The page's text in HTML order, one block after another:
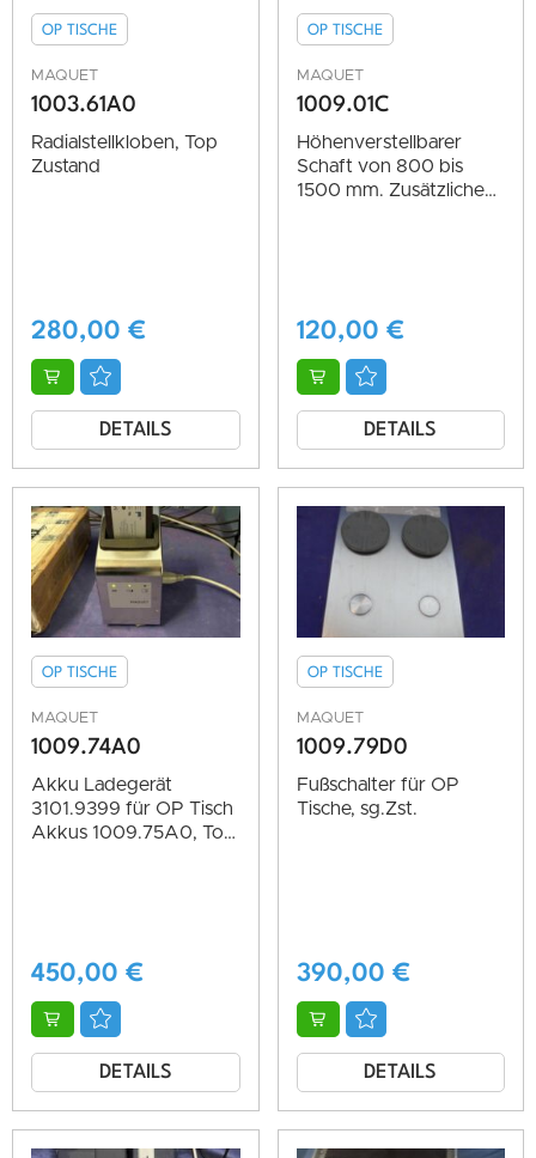
OP TISCHE
MAQUET
1003.61A0
Radialstellkloben, Top
Zustand
280,00 €
DETAILS
OP TISCHE
MAQUET
1009.01C
Höhenverstellbarer
Schaft von 800 bis
1500 mm. Zusätzliche
Zustand
120,00 €
DETAILS
OP TISCHE
MAQUET
1009.74A0
Akku Ladegerät
3101.9399 für OP Tisch
Akkus 1009.75A0, Top
450,00 €
DETAILS
OP TISCHE
MAQUET
1009.79D0
Fußschalter für OP
Tische, sg.Zst.
390,00 €
DETAILS